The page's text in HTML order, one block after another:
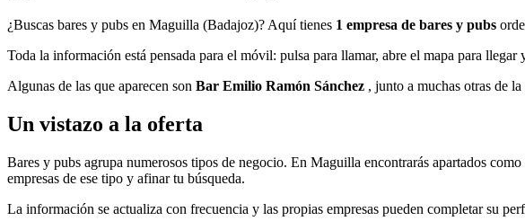
¿Buscas bares y pubs en Maguilla (Badajoz)? Aquí tienes 1 empresa de bares y pubs
Toda la información está pensada para el móvil: pulsa para llamar, abre el mapa para llegar
Algunas de las que aparecen son Bar Emilio Ramón Sánchez , junto a muchas otras de la
Un vistazo a la oferta
Bares y pubs agrupa numerosos tipos de negocio. En Maguilla encontrarás apartados como
empresas de ese tipo y afinar tu búsqueda.
La información se actualiza con frecuencia y las propias empresas pueden completar su